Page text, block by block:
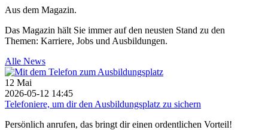
Aus dem Magazin.
Das Magazin hält Sie immer auf den neusten Stand zu den
Themen: Karriere, Jobs und Ausbildungen.
Alle News
12 Mai
2026-05-12 14:45
Telefoniere, um dir den Ausbildungsplatz zu sichern
Persönlich anrufen, das bringt dir einen ordentlichen Vorteil!